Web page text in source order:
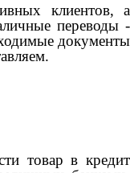
клиентов, а
переводы -
документы
товар в кредит